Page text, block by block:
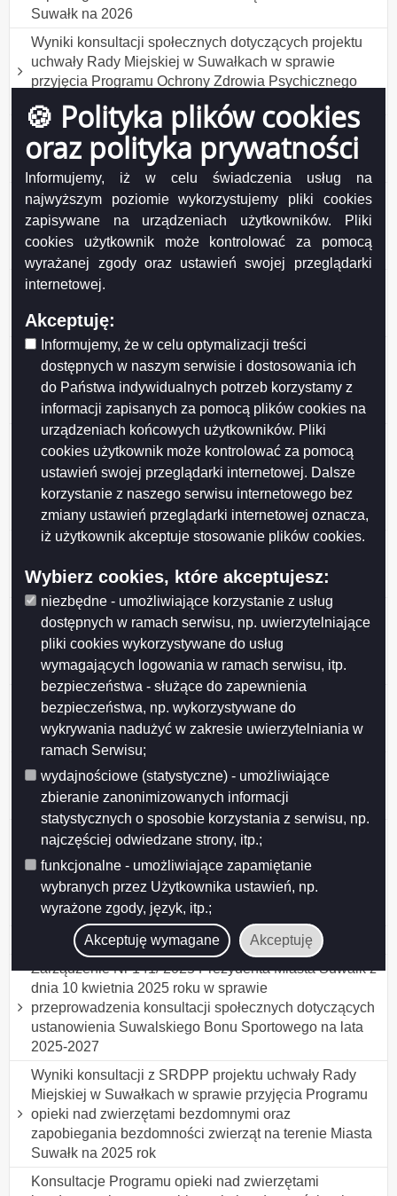
🍪 Polityka plików cookies
oraz polityka prywatności
Informujemy, iż w celu świadczenia usług na
najwyższym poziomie wykorzystujemy pliki cookies
zapisywane na urządzeniach użytkowników. Pliki
cookies użytkownik może kontrolować za pomocą
wyrażanej zgody oraz ustawień swojej przeglądarki
internetowej.
Akceptuję:
Informujemy, że w celu optymalizacji treści
dostępnych w naszym serwisie i dostosowania ich
do Państwa indywidualnych potrzeb korzystamy z
informacji zapisanych za pomocą plików cookies na
urządzeniach końcowych użytkowników. Pliki
cookies użytkownik może kontrolować za pomocą
ustawień swojej przeglądarki internetowej. Dalsze
korzystanie z naszego serwisu internetowego bez
zmiany ustawień przeglądarki internetowej oznacza,
iż użytkownik akceptuje stosowanie plików cookies.
Wybierz cookies, które akceptujesz:
niezbędne - umożliwiające korzystanie z usług
dostępnych w ramach serwisu, np. uwierzytelniające
pliki cookies wykorzystywane do usług
wymagających logowania w ramach serwisu, itp.
bezpieczeństwa - służące do zapewnienia
bezpieczeństwa, np. wykorzystywane do
wykrywania nadużyć w zakresie uwierzytelniania w
ramach Serwisu;
wydajnościowe (statystyczne) - umożliwiające
zbieranie zanonimizowanych informacji
statystycznych o sposobie korzystania z serwisu, np.
najczęściej odwiedzane strony, itp.;
funkcjonalne - umożliwiające zapamiętanie
wybranych przez Użytkownika ustawień, np.
wyrażone zgody, język, itp.;
Akceptuję wymagane Akceptuję
Suwałk na 2026
Wyniki konsultacji społecznych dotyczących projektu
uchwały Rady Miejskiej w Suwałkach w sprawie
przyjęcia Programu Ochrony Zdrowia Psychicznego
Mieszkańców Suwałk do 2030 roku
Wyniki konsultacji społecznych projektu uchwały Rady
Miejskiej w Suwałkach w sprawie ustanowienia tytułu
honorowego Mecenas Suwalskiego Sportu
Ogłoszenie o konsultacjach z SRDPP projektu
uchwały Rady Miejskiej w Suwałkach w sprawie
ustanowienia tytułu honorowego Mecenas
Suwalskiego Sportu
Ogłoszenie o konsultacjach z SRDPP projektu
Mieszkańców Suwałk do 2030 roku
Wyniki konsultacji społecznych projektu uchwały Rady
Miejskiej w Suwałkach w sprawie określenia
warunków i trybu finansowania rozwoju sportu w
Mieście Suwałki
Wyniki konsultacji społecznych projektu uchwały Rady
Miejskiej w Suwałkach w sprawie określenia zasad,
trybu przyznawania i pozbawiania oraz rodzaju i
wysokości stypendiów sportowych oraz nagród i
wyróżnień w Mieście Suwałki
Wyniki konsultacji projektu Programu współpracy
2026
Przedłużenie konsultacji projektu uchwały Rady
Miejskiej w Suwałkach w sprawie określenia
warunków i trybu finansowania rozwoju sportu w
Mieście Suwałki
Ogłoszenie o konsultacjach projektu Programu
współpracy Miasta Suwałk z organizacjami
pozarządowymi na 2026 rok
Ogłoszenie o konsultacjach projektu uchwały w
sprawie określenia warunków i trybu finansowania
rozwoju sportu w Mieście Suwałki
Ogłoszenie o konsultacjach projektu uchwały Rady
Miejskiej w Suwałkach w sprawie zmiany uchwały w
sprawie określenia zasad, trybu przyznawania i
pozbawiania oraz rodzaju i wysokości stypendiów
sportowych oraz nagród i wyróżnień w Mieście Suwałki
Wyniki konsultacji społecznych
Zarządzenie Nr 141/ 2025 Prezydenta Miasta Suwałk z
dnia 10 kwietnia 2025 roku w sprawie
przeprowadzenia konsultacji społecznych dotyczących
ustanowienia Suwalskiego Bonu Sportowego na lata
2025-2027
Wyniki konsultacji z SRDPP projektu uchwały Rady
Miejskiej w Suwałkach w sprawie przyjęcia Programu
opieki nad zwierzętami bezdomnymi oraz
zapobiegania bezdomności zwierząt na terenie Miasta
Suwałk na 2025 rok
Konsultacje Programu opieki nad zwierzętami